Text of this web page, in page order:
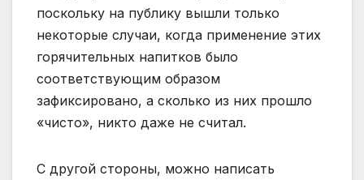
поскольку на публику вышли только
некоторые случаи, когда применение этих
горячительных напитков было
соответствующим образом
зафиксировано, а сколько из них прошло
«чисто», никто даже не считал.
С другой стороны, можно написать